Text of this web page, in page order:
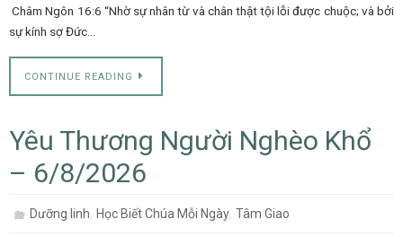
Châm Ngôn 16:6 “Nhờ sự nhân từ và chân thật tội lỗi được chuộc; và bởi
sự kính sợ Đức…
CONTINUE READING
Yêu Thương Người Nghèo Khổ
– 6/8/2026
Dưỡng linh,Học Biết Chúa Mỗi Ngày,Tâm Giao